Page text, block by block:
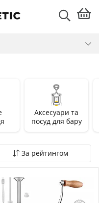
Аксесуари та
посуд для бару
За рейтингом